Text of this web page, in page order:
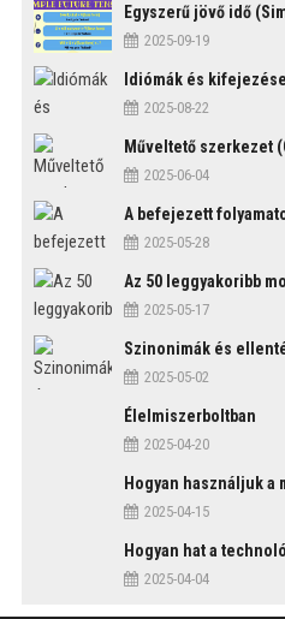
Egyszerű jövő idő
2025-09-19
2025-08-22
Műveltető szerkezet
2025-06-04
2025-05-28
2025-05-17
Szinonimák és
2025-05-02
Élelmiszerboltban
2025-04-20
2025-04-15
2025-04-04